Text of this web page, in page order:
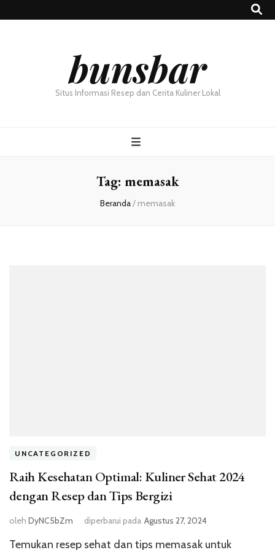
bunsbar
Situs Informasi Resep dan Cerita Kuliner Lokal
Tag: memasak
Beranda/ memasak
UNCATEGORIZED
Raih Kesehatan Optimal: Kuliner Sehat 2024
dengan Resep dan Tips Bergizi
oleh DyNC5bZm diperbarui pada Agustus 27, 2024
Temukan resep sehat dan tips memasak untuk